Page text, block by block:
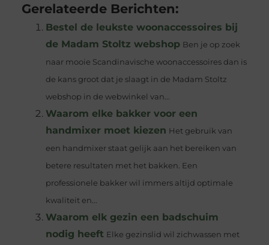
Gerelateerde Berichten:
Bestel de leukste woonaccessoires bij
de Madam Stoltz webshop Ben je op zoek
naar mooie Scandinavische woonaccessoires dan is
de kans groot dat je slaagt in de Madam Stoltz
webshop in de webwinkel van...
Waarom elke bakker voor een
handmixer moet kiezen Het gebruik van
een handmixer staat gelijk aan het bereiken van
betere resultaten met het bakken. Een
professionele bakker wil immers altijd optimale
kwaliteit en...
Waarom elk gezin een badschuim
nodig heeft Elke gezinslid wil zichwassen met